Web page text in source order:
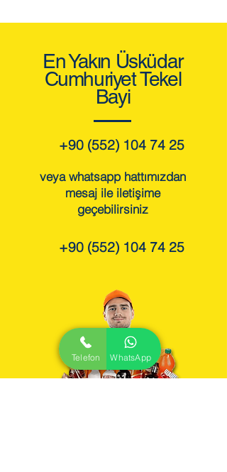
En Yakın Üsküdar
Cumhuriyet Tekel
Bayi
+90 (552) 104 74 25
veya whatsapp hattımızdan
mesaj ile iletişime
geçebilirsiniz
+90 (552) 104 74 25
Telefon WhatsApp